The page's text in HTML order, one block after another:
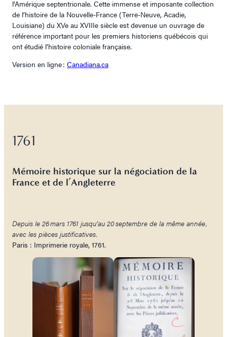
l’Amérique septentrionale. Cette immense et imposante collection
de l’histoire de la Nouvelle-France (Terre-Neuve, Acadie,
Louisiane) du XVe au XVIIIe siècle est devenue un ouvrage de
référence important pour les premiers historiens québécois qui
ont étudié l’histoire coloniale française.
Version en ligne : Canadiana.ca
1761
Mémoire historique sur la négociation de la
France et de l’Angleterre
Depuis le 26 mars 1761 jusqu’au 20 septembre de la même année,
avec les pièces justificatives.
Paris : Imprimerie royale, 1761.